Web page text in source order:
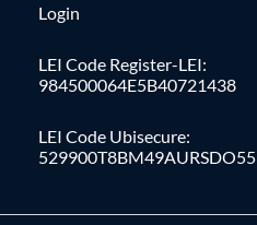
Login
LEI Code Register-LEI:
984500064E5B40721438
LEI Code Ubisecure:
529900T8BM49AURSDO55